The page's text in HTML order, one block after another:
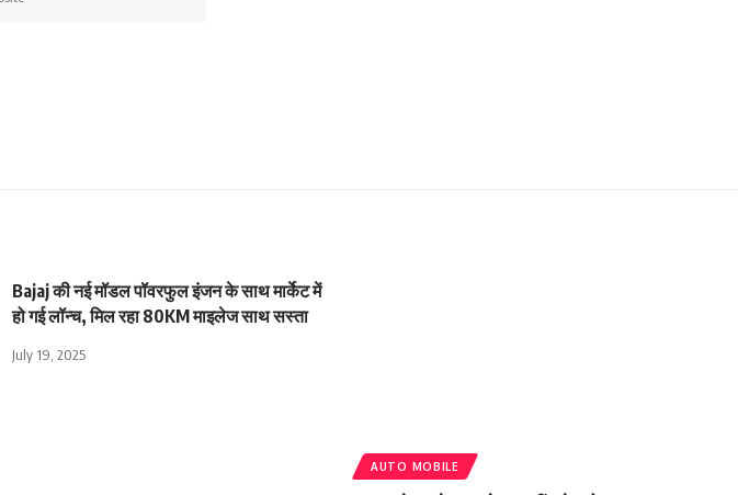
Bajaj की नई मॉडल पॉवरफुल इंजन के साथ मार्केट में
हो गई लॉन्च, मिल रहा 80KM माइलेज साथ सस्ता
July 19, 2025
AUTO MOBILE